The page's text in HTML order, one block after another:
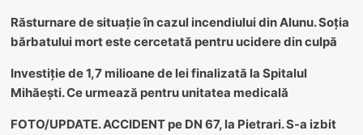
Răsturnare de situație în cazul incendiului din Alunu. Soția
bărbatului mort este cercetată pentru ucidere din culpă
Investiție de 1,7 milioane de lei finalizată la Spitalul
Mihăești. Ce urmează pentru unitatea medicală
FOTO/UPDATE. ACCIDENT pe DN 67, la Pietrari. S-a izbit